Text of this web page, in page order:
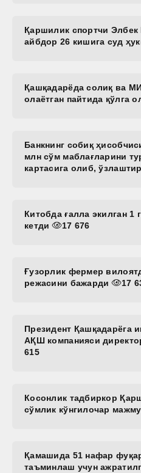
Қаршилик спортчи
айбдор 26 кишига суд
Қашқадарёда солиқ ва
олаётган пайтида қўлга
Банкнинг собиқ
млн сўм маблағларини
картасига олиб,
Китобда ғалла экилган 1
кетди
17 676
Ғузорлик фермер
режасини бажарди
17
Президент Қашқадарёга
АҚШ компанияси
615
Косонлик тадбиркор
сўмлик кўнгилочар
Қамашида 51 нафар
таъминлаш учун